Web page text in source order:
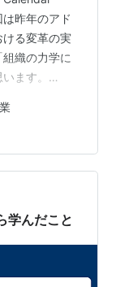
昨年のアド
る変革の実
織の力学に
ます。
DXやクラウ
推進してい
れる」「続か
ことがある方
学んだこと